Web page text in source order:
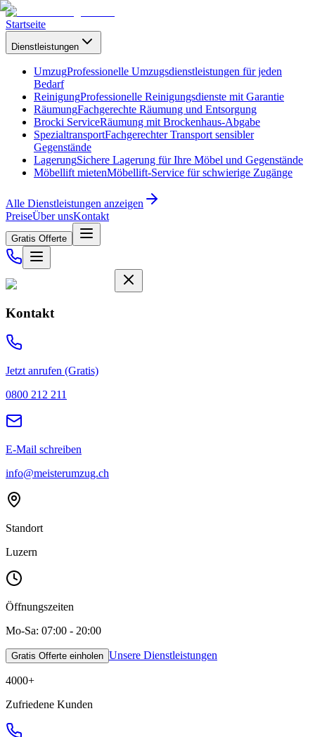
Startseite
Dienstleistungen
UmzugProfessionelle Umzugsdienstleistungen für jeden
Bedarf
ReinigungProfessionelle Reinigungsdienste mit Garantie
RäumungFachgerechte Räumung und Entsorgung
Brocki ServiceRäumung mit Brockenhaus-Abgabe
SpezialtransportFachgerechter Transport sensibler
Gegenstände
LagerungSichere Lagerung für Ihre Möbel und Gegenstände
Möbellift mietenMöbellift-Service für schwierige Zugänge
Alle Dienstleistungen anzeigen
PreiseÜber unsKontakt
Gratis Offerte
Kontakt
Jetzt anrufen (Gratis)
0800 212 211
E-Mail schreiben
info@meisterumzug.ch
Standort
Luzern
Öffnungszeiten
Mo-Sa: 07:00 - 20:00
Gratis Offerte einholen Unsere Dienstleistungen
4000+
Zufriedene Kunden